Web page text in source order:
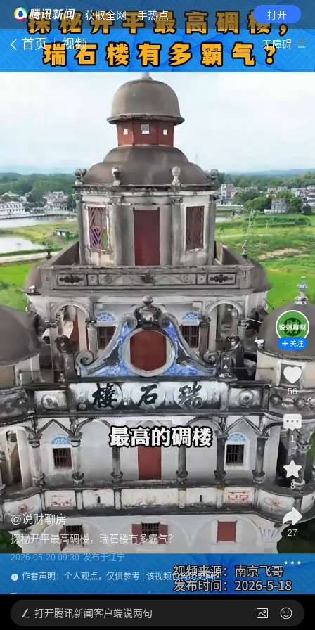
· 获取全网一手热点 打开
首页 视频 无障碍
@说财聊房
探秘开平最高碉楼，瑞石楼有多霸气？
2026-05-20 09:30 发布于辽宁
作者声明：个人观点，仅供参考 | 该视频包含历史画面
关注
56
1
8
27
打开腾讯新闻客户端说两句